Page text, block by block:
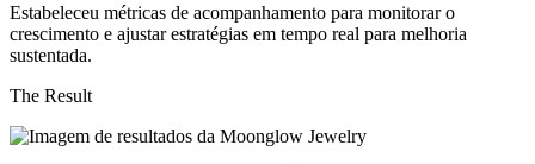
Estabeleceu métricas de acompanhamento para monitorar o
crescimento e ajustar estratégias em tempo real para melhoria
sustentada.
The Result